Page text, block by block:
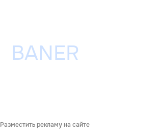
Разместить рекламу на сайте